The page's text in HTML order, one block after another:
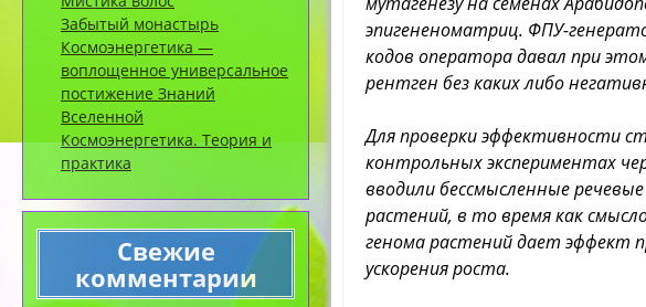
Забытый монастырь
Космоэнергетика —
воплощенное универсальное
постижение Знаний
Вселенной
Космоэнергетика. Теория и
практика
Свежие
комментарии
эпигененоматриц. ФПУ-
кодов оператора давал при
рентген без каких либо
Для проверки эффективности
контрольных экспериментах
вводили бессмысленные
растений, в то время как
генома растений дает эффект
ускорения роста.